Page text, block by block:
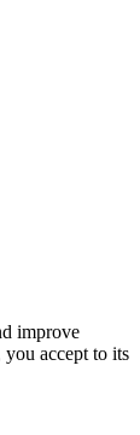
improve
accept to its